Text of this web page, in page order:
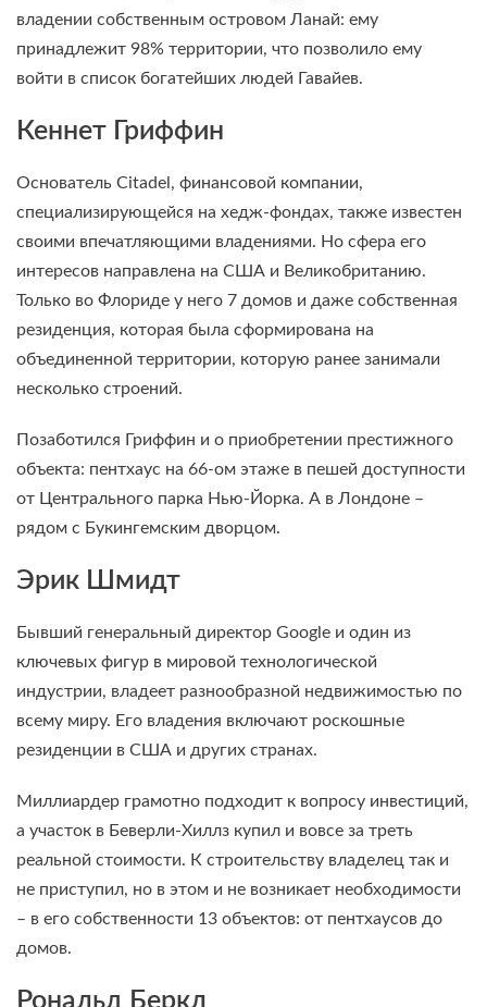
владении собственным островом Ланай: ему
принадлежит 98% территории, что позволило ему
войти в список богатейших людей Гавайев.
Кеннет Гриффин
Основатель Citadel, финансовой компании,
специализирующейся на хедж-фондах, также известен
своими впечатляющими владениями. Но сфера его
интересов направлена на США и Великобританию.
Только во Флориде у него 7 домов и даже собственная
резиденция, которая была сформирована на
объединенной территории, которую ранее занимали
несколько строений.
Позаботился Гриффин и о приобретении престижного
объекта: пентхаус на 66-ом этаже в пешей доступности
от Центрального парка Нью-Йорка. А в Лондоне –
рядом с Букингемским дворцом.
Эрик Шмидт
Бывший генеральный директор Google и один из
ключевых фигур в мировой технологической
индустрии, владеет разнообразной недвижимостью по
всему миру. Его владения включают роскошные
резиденции в США и других странах.
Миллиардер грамотно подходит к вопросу инвестиций,
а участок в Беверли-Хиллз купил и вовсе за треть
реальной стоимости. К строительству владелец так и
не приступил, но в этом и не возникает необходимости
– в его собственности 13 объектов: от пентхаусов до
домов.
Рональд Беркл